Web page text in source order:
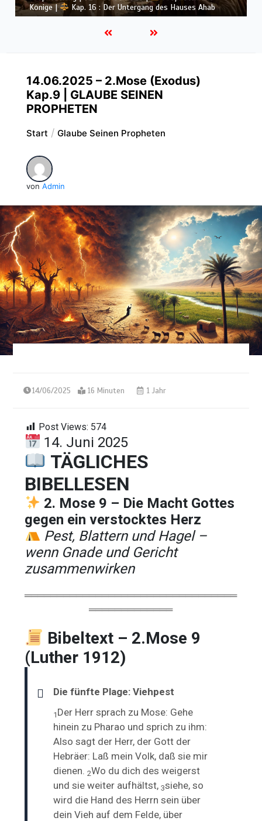
Könige |
Kap. 16 : Der Untergang des Hauses Ahab
14.06.2025 – 2.Mose (Exodus)
Kap.9 | GLAUBE SEINEN
PROPHETEN
Start Glaube Seinen Propheten
von Admin
14/06/2025 16 Minuten 1 Jahr
Post Views: 574
14. Juni 2025
TÄGLICHES
BIBELLESEN
2. Mose 9 – Die Macht Gottes
gegen ein verstocktes Herz
Pest, Blattern und Hagel –
wenn Gnade und Gericht
zusammenwirken
═════════════════════════════════
═════════════
Bibeltext – 2.Mose 9
(Luther 1912)
Die fünfte Plage: Viehpest
1 Der Herr sprach zu Mose: Gehe
hinein zu Pharao und sprich zu ihm:
Also sagt der Herr, der Gott der
Hebräer: Laß mein Volk, daß sie mir
dienen.2Wo du dich des weigerst
und sie weiter aufhältst,3siehe, so
wird die Hand des Herrn sein über
dein Vieh auf dem Felde, über